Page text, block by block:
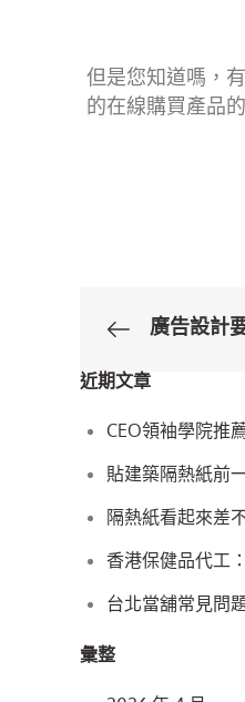
但是您知道嗎，
的在線購買產品
文
章
導
覽
廣告設計
近期文章
CEO領袖學院推
貼建築隔熱紙前
隔熱紙看起來差
香港保健品代工
台北當舖常見問
彙整